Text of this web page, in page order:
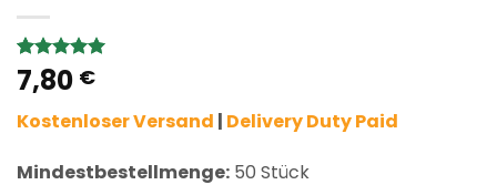
Rated5.00
out of 5
1
customer
7,80 €
Kostenloser Versand | Delivery Duty Paid
Mindestbestellmenge: 50 Stück